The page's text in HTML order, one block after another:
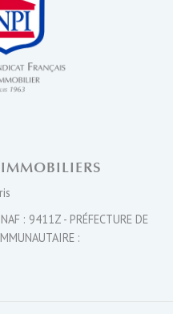
: 9411Z - PRÉFECTURE DE
: